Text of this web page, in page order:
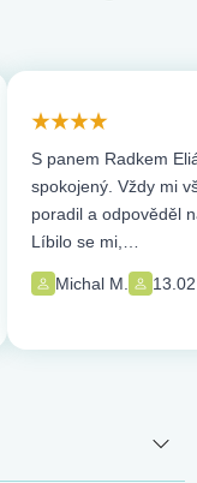
S panem Radkem
spokojený. Vždy mi
poradil a odpověděl
Líbilo se mi,…
Michal M.